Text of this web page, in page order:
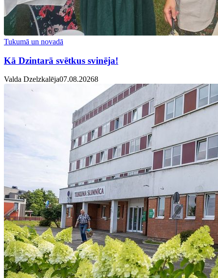
Tukumā un novadā
Kā Dzintarā svētkus svinēja!
Valda Dzelzkalēja07.08.20268